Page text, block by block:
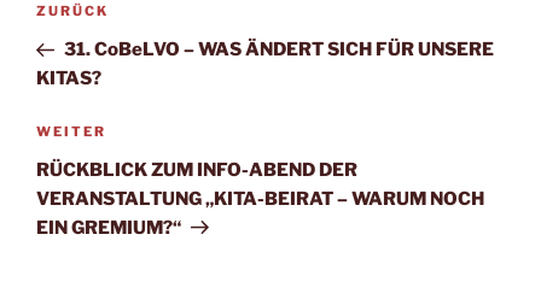
Vorheriger
Beitrag
ZURÜCK
31. CoBeLVO – WAS ÄNDERT SICH FÜR UNSERE
KITAS?
Nächster
Beitrag
WEITER
RÜCKBLICK ZUM INFO-ABEND DER
VERANSTALTUNG „KITA-BEIRAT – WARUM NOCH
EIN GREMIUM?“